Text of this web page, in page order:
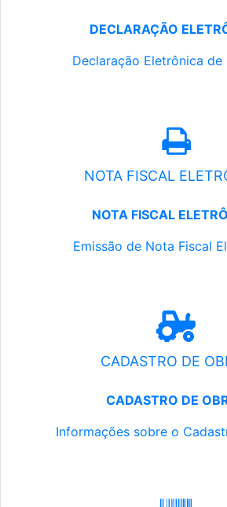
DECLARAÇÃO
Declaração Eletrônica de
NOTA FISCAL
NOTA FISCAL
Emissão de Nota Fiscal
CADASTRO DE
CADASTRO DE
Informações sobre o